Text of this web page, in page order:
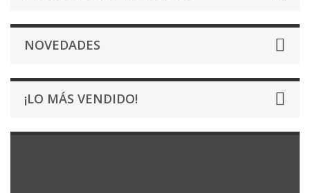
NOVEDADES
¡LO MÁS VENDIDO!